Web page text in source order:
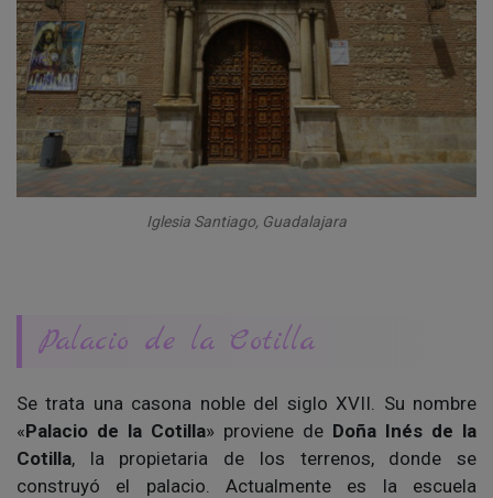
Iglesia Santiago, Guadalajara
Palacio de la Cotilla
Se trata una casona noble del siglo XVII. Su nombre
«Palacio de la Cotilla» proviene de Doña Inés de la
Cotilla, la propietaria de los terrenos, donde se
construyó el palacio. Actualmente es la escuela